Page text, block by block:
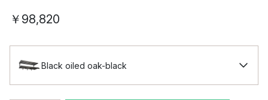
￥98,820
Black oiled oak-black